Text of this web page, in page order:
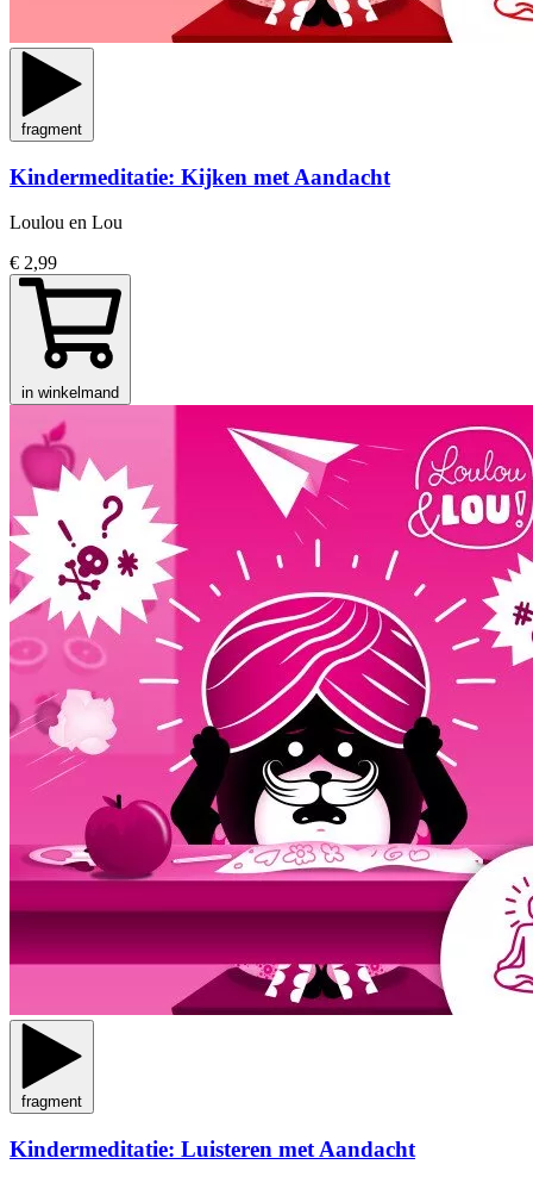
fragment
Kindermeditatie: Kijken met Aandacht
Loulou en Lou
€ 2,99
in winkelmand
fragment
Kindermeditatie: Luisteren met Aandacht